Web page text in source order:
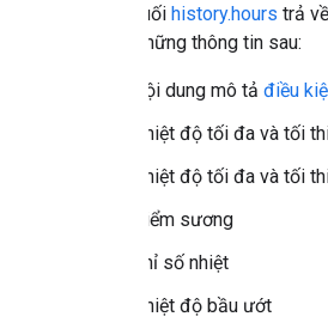
Điểm cuối history.hours trả
trả về những thông tin sau:
Nội dung mô tả điều
Nhiệt độ tối đa và tối
Nhiệt độ tối đa và tối
Điểm sương
Chỉ số nhiệt
Nhiệt độ bầu ướt